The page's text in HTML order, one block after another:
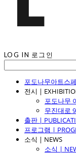
LOG IN 로그인
포도나무아트스
전시 |
포도나무
무진대로
출판 |
프로그램 |
소식 | NEWS
소식 |